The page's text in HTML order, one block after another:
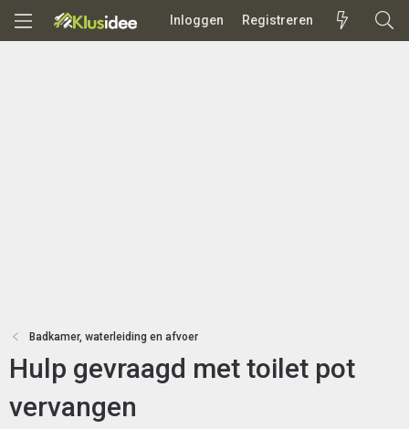
Inloggen Registreren
Badkamer, waterleiding en afvoer
Hulp gevraagd met toilet pot
vervangen